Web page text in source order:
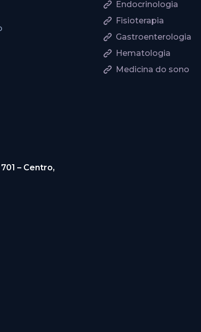
– Centro,
Endocrinologia
Fisioterapia
Gastroenterologia
Hematologia
Medicina do sono